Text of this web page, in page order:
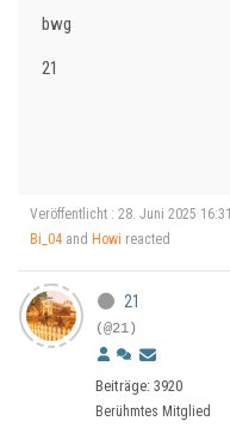
bwg
21
Veröffentlicht : 28. Juni 2025 16:31
Bi_04 and Howi reacted
21
(@21)
Beiträge: 3920
Berühmtes Mitglied